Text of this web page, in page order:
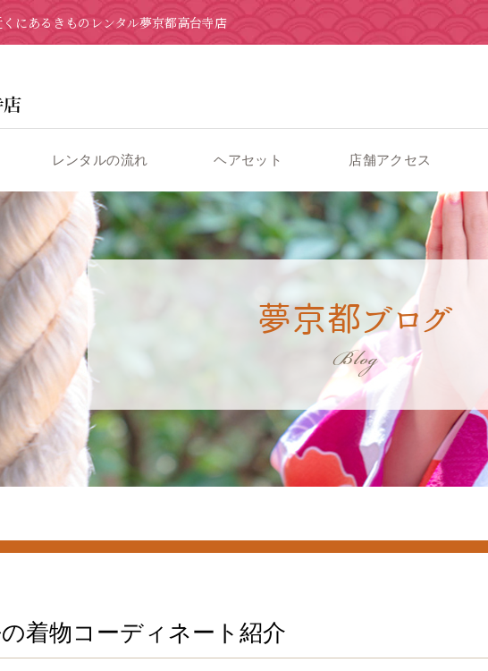
にあるきものレンタル夢京都高台寺店
レンタルの流れ ヘアセット 店舗アクセス
夢京都ブログ
Blog
着物コーディネート紹介